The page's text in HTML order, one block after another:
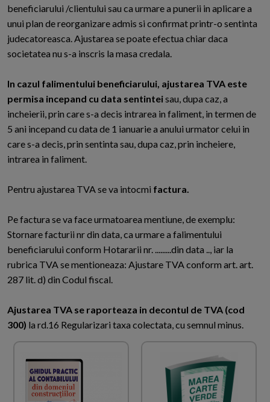
beneficiarului /clientului sau ca urmare a punerii in aplicare a
unui plan de reorganizare admis si confirmat printr-o sentinta
judecatoreasca. Ajustarea se poate efectua chiar daca
societatea nu s-a inscris la masa credala.
In cazul falimentului beneficiarului, ajustarea TVA este
permisa incepand cu data sentinteisau, dupa caz, a
incheierii, prin care s-a decis intrarea in faliment, in termen de
5 ani incepand cu data de 1 ianuarie a anului urmator celui in
care s-a decis, prin sentinta sau, dupa caz, prin incheiere,
intrarea in faliment.
Pentru ajustarea TVA se va intocmi factura.
Pe factura se va face urmatoarea mentiune, de exemplu:
Stornare facturii nr din data, ca urmare a falimentului
beneficiarului conform Hotararii nr. .........din data .., iar la
rubrica TVA se mentioneaza: Ajustare TVA conform art. art.
287 lit. d) din Codul fiscal.
Ajustarea TVA se raporteaza in decontul de TVA (cod
300) la rd.16 Regularizari taxa colectata, cu semnul minus.